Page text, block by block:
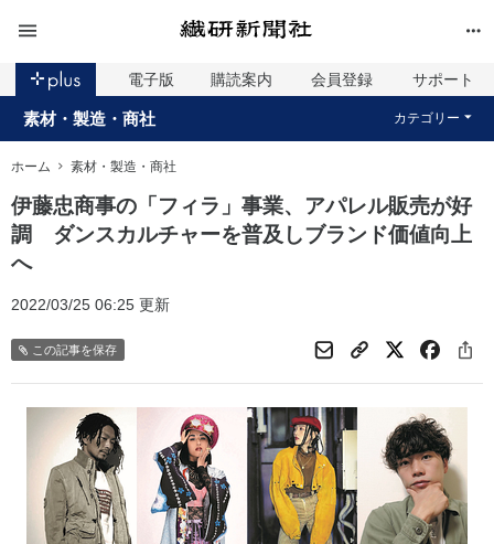
電子版 購読案内 会員登録 サポート
素材・製造・商社 カテゴリー
ホーム 素材・製造・商社
伊藤忠商事の「フィラ」事業、アパレル販売が好
調 ダンスカルチャーを普及しブランド価値向上
へ
2022/03/25 06:25 更新
この記事を保存